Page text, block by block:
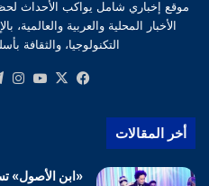
موقع إخباري شامل يواكب الأحداث
الأخبار المحلية والعربية والعالمية،
التكنولوجيا،
فيسبوك
‫X
أخر المقالات
«ابن الأصول»